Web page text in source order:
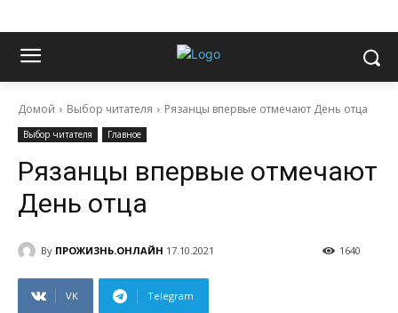
Домой Выбор читателя Рязанцы впервые отмечают День отца
Выбор читателя Главное
Рязанцы впервые отмечают
День отца
By ПРОЖИЗНЬ.ОНЛАЙН 17.10.2021 1640
VK Telegram